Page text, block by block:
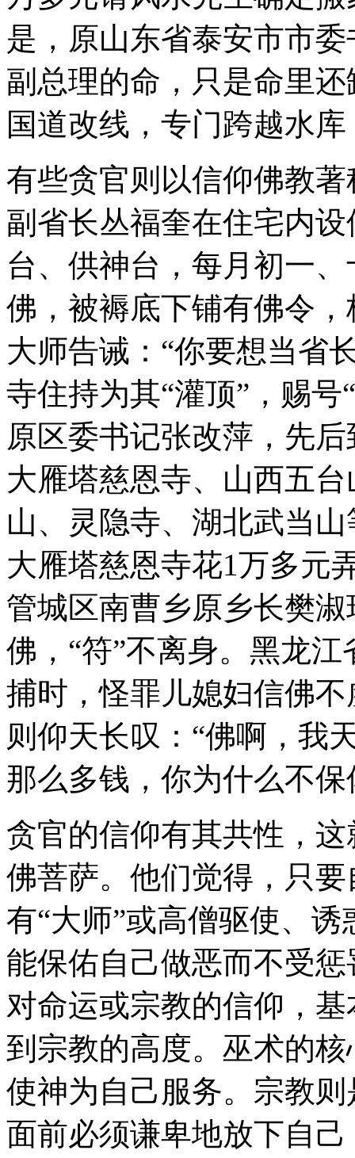
是，原山东省泰安市市
副总理的命，只是命里
国道改线，专门跨越水
有些贪官则以信仰佛教
副省长丛福奎在住宅内
台、供神台，每月初一
佛，被褥底下铺有佛令
大师告诫：“你要想当省
寺住持为其“灌顶”，赐
原区委书记张改萍，先
大雁塔慈恩寺、山西五
山、灵隐寺、湖北武当
大雁塔慈恩寺花1万多元
管城区南曹乡原乡长樊
佛，“符”不离身。黑龙
捕时，怪罪儿媳妇信佛
则仰天长叹：“佛啊，我
那么多钱，你为什么不保
贪官的信仰有其共性，
佛菩萨。他们觉得，只
有“大师”或高僧驱使、
能保佑自己做恶而不受
对命运或宗教的信仰，
到宗教的高度。巫术的
使神为自己服务。宗教
面前必须谦卑地放下自